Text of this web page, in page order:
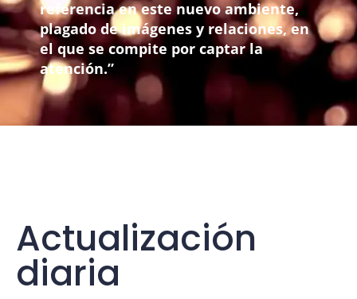
referencia en este nuevo ambiente,
plagado de imágenes y relaciones, en
el que se compite por captar la
atención.”
Actualización
diaria